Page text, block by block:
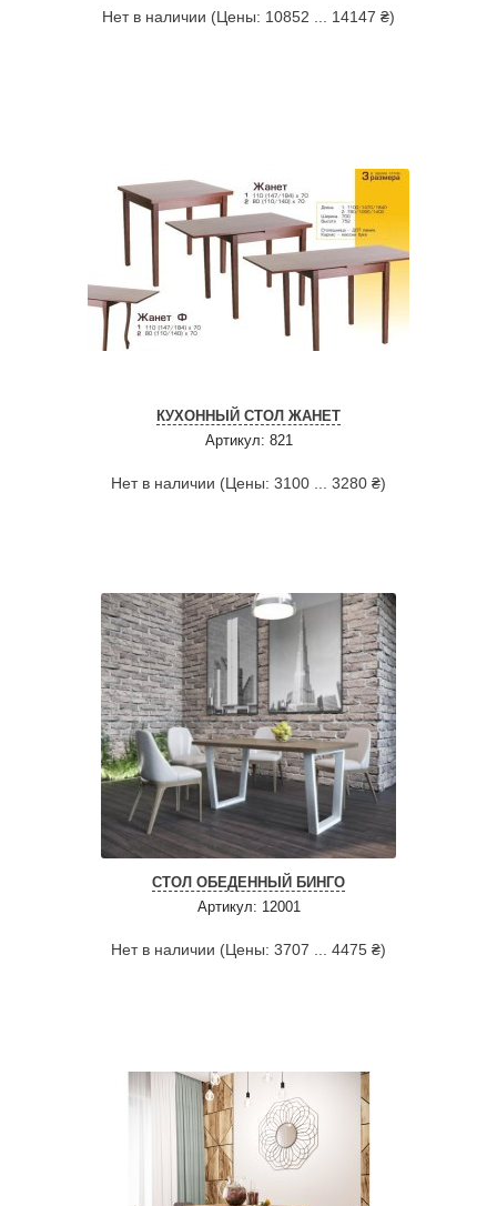
Нет в наличии (Цены: 10852 ... 14147 ₴)
КУХОННЫЙ СТОЛ ЖАНЕТ
Артикул: 821
Нет в наличии (Цены: 3100 ... 3280 ₴)
СТОЛ ОБЕДЕННЫЙ БИНГО
Артикул: 12001
Нет в наличии (Цены: 3707 ... 4475 ₴)